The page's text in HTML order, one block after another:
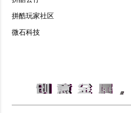
拼酷玩家社区
微石科技